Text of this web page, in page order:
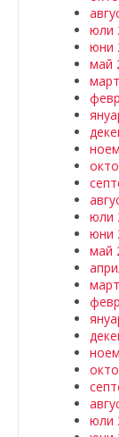
юли
юни
май
юли
юни
май
юли